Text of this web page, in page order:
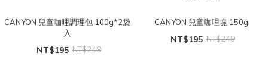
CANYON 兒童咖哩調理包 100g*2袋
入
NT$195 NT$249
CANYON 兒童咖哩塊 150g
NT$195 NT$249